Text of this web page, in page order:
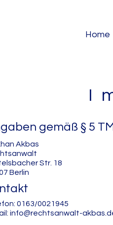
Home
gemäß § 5
Akbas
Str. 18
Berlin
0163/0021945
info@rechtsanwalt-